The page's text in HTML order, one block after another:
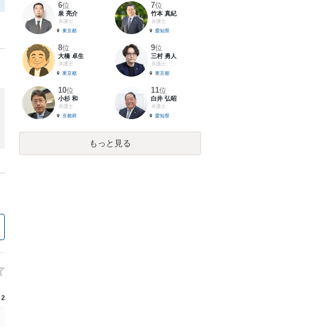
2
6位
泉 亮介
弁護士
東京都
7位
竹本 真紀
弁護士
愛知県
8位
大橋 卓生
弁護士
東京都
9位
三村 勇人
弁護士
東京都
10位
小杉 和
弁護士
京都府
11位
白井 弘昭
弁護士
愛知県
もっと見る